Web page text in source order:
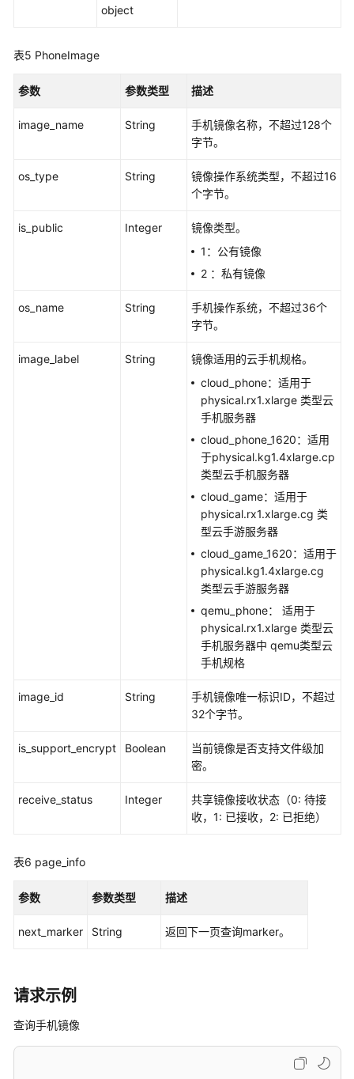
ShowCloudPhoneDetail
-
BatchShowPhoneConnectInfos
ListCloudPhoneImages
置
机
ResetCloudPhone
重
RestartCloudPhone
object
表5 PhoneImage
参数 参数类型 描述
image_name String
手机镜像名称，不超过128个
字节。
os_type String
镜像操作系统类型，不超过16
个字节。
is_public Integer
镜像类型。
1：公有镜像
2 ：私有镜像
os_name String
手机操作系统，不超过36个
字节。
image_label String
镜像适用的云手机规格。
cloud_phone：适用于
physical.rx1.xlarge 类型云
手机服务器
cloud_phone_1620：适用
于physical.kg1.4xlarge.cp
类型云手机服务器
cloud_game：适用于
physical.rx1.xlarge.cg 类
型云手游服务器
cloud_game_1620：适用于
physical.kg1.4xlarge.cg
类型云手游服务器
qemu_phone： 适用于
physical.rx1.xlarge 类型云
手机服务器中 qemu类型云
手机规格
image_id String
手机镜像唯一标识ID，不超过
32个字节。
is_support_encrypt Boolean
当前镜像是否支持文件级加
密。
receive_status Integer
共享镜像接收状态（0: 待接
收，1: 已接收，2: 已拒绝）
表6 page_info
参数 参数类型 描述
next_marker String 返回下一页查询marker。
请求示例
查询手机镜像